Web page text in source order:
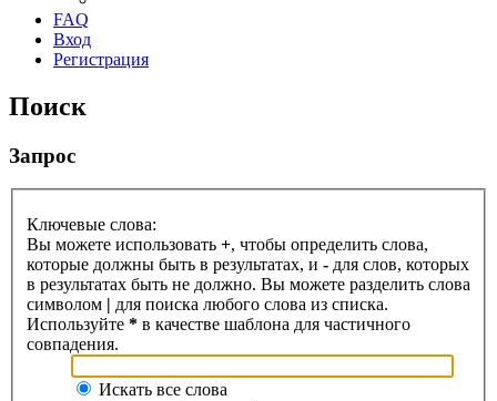
FAQ
Вход
Регистрация
Поиск
Запрос
Ключевые слова:
Вы можете использовать +, чтобы определить слова,
которые должны быть в результатах, и - для слов, которых
в результатах быть не должно. Вы можете разделить слова
символом | для поиска любого слова из списка.
Используйте * в качестве шаблона для частичного
совпадения.
Искать все слова